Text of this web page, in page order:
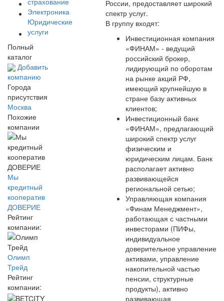
Электроника
Юридические
услуги
Полный
каталог
Добавить
компанию
Города
присутствия
Москва
Похожие
компании
Мы
кредитный
кооператив
ДОВЕРИЕ
Рейтинг
компании:
Олимп
Трейд
Рейтинг
компании:
России, предоставляет широкий
спектр услуг.
В группу входят:
Инвестиционная компания
«ФИНАМ» - ведущий
российский брокер,
лидирующий по оборотам
на рынке акций РФ,
имеющий крупнейшую в
стране базу активных
клиентов;
Инвестиционный банк
«ФИНАМ», предлагающий
широкий спектр услуг
физическим и
юридическим лицам. Банк
располагает активно
развивающейся
региональной сетью;
Управляющая компания
«Финам Менеджмент»,
работающая с частными
инвесторами (ПИФы,
индивидуальное
доверительное управление
активами, управление
накопительной частью
пенсии, структурные
продукты), активно
развивающая